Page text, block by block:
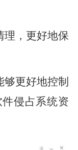
，更好地保
够更好地控制
侵占系统资